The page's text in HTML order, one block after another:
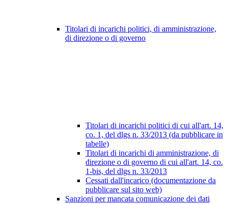
Titolari di incarichi politici, di amministrazione,
di direzione o di governo
Titolari di incarichi politici di cui all'art. 14,
co. 1, del dlgs n. 33/2013 (da pubblicare in
tabelle)
Titolari di incarichi di amministrazione, di
direzione o di governo di cui all'art. 14, co.
1-bis, del dlgs n. 33/2013
Cessati dall'incarico (documentazione da
pubblicare sul sito web)
Sanzioni per mancata comunicazione dei dati